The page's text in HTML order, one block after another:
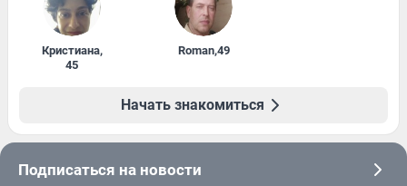
Кристиана,
45
Roman,49
Начать знакомиться
Подписаться на новости